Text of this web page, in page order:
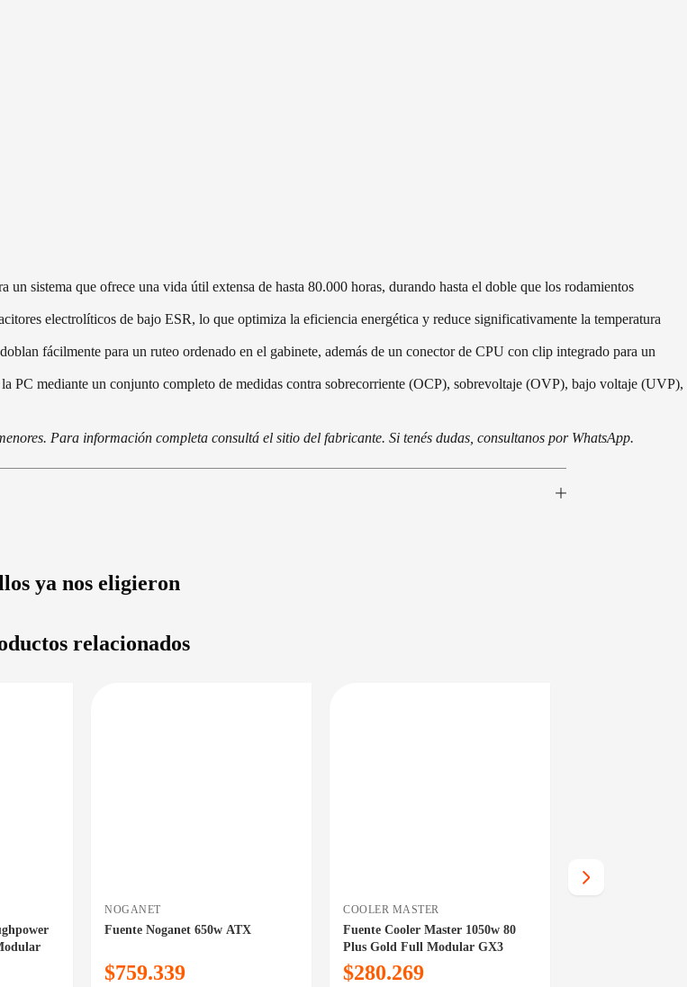
un sistema que ofrece una vida útil extensa de hasta 80.000 horas, durando hasta el doble que los rodamientos
electrolíticos de bajo ESR, lo que optimiza la eficiencia energética y reduce significativamente la temperatura
fácilmente para un ruteo ordenado en el gabinete, además de un conector de CPU con clip integrado para un
PC mediante un conjunto completo de medidas contra sobrecorriente (OCP), sobrevoltaje (OVP), bajo voltaje (UVP),
Para información completa consultá el sitio del fabricante. Si tenés dudas, consultanos por WhatsApp.
ya nos eligieron
relacionados
NOGANET
Fuente Noganet 650w ATX
$759.339
COOLER MASTER
Fuente Cooler Master 1050w 80
Plus Gold Full Modular GX3
$280.269